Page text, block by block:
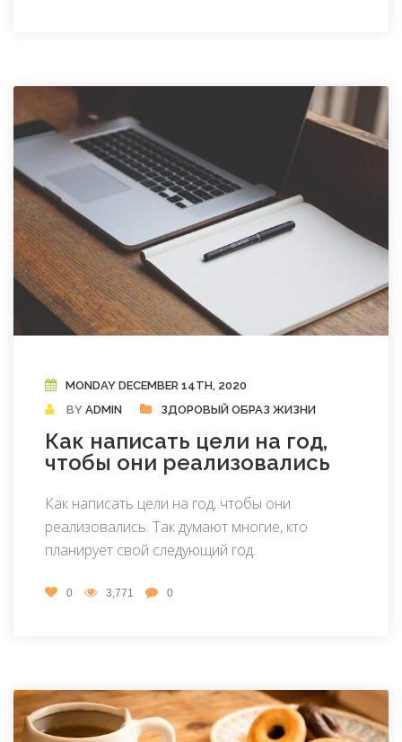
MONDAY DECEMBER 14TH, 2020
BY ADMIN ЗДОРОВЫЙ ОБРАЗ ЖИЗНИ
Как написать цели на год,
чтобы они реализовались
Как написать цели на год, чтобы они
реализовались. Так думают многие, кто
планирует свой следующий год.
0 3,771 0